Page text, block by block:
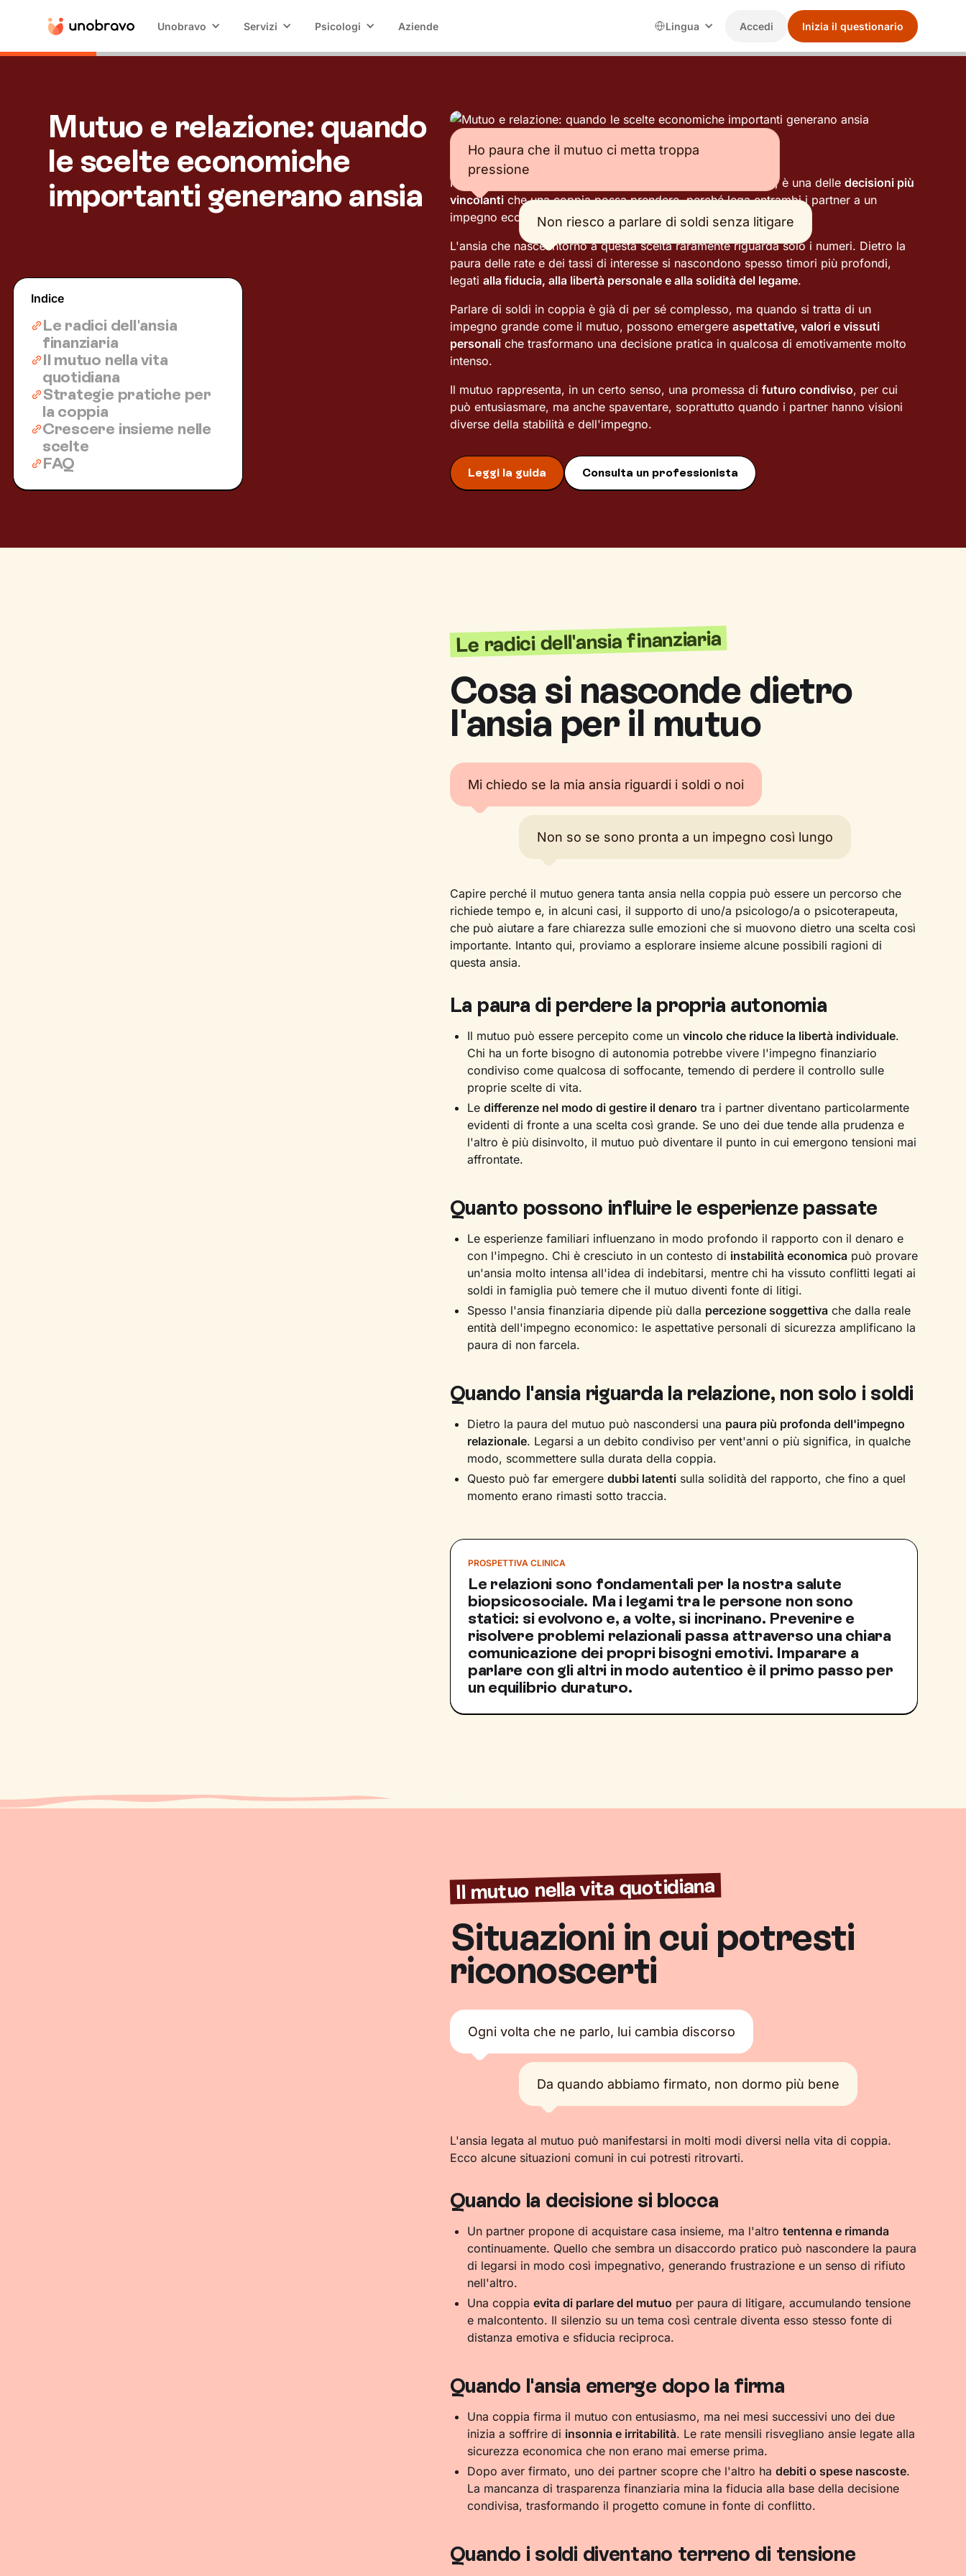
Unobravo Servizi Psicologi Aziende Lingua Accedi Inizia il questionario
Indice
Le radici dell'ansia
finanziaria
Il mutuo nella vita
quotidiana
Strategie pratiche per
la coppia
Crescere insieme nelle
scelte
FAQ
Mutuo e relazione: quando
le scelte economiche
importanti generano ansia
Ho paura che il mutuo ci metta troppa
pressione
Non riesco a parlare di soldi senza litigare
Firmare un mutuo insieme è molto più di un atto burocratico, è una delle decisioni più
vincolantiche una coppia possa prendere, perché lega entrambi i partner a un
impegno economico e relazionale che dura decenni.
L'ansia che nasce intorno a questa scelta raramente riguarda solo i numeri. Dietro la
paura delle rate e dei tassi di interesse si nascondono spesso timori più profondi,
legati alla fiducia, alla libertà personale e alla solidità del legame.
Parlare di soldi in coppia è già di per sé complesso, ma quando si tratta di un
impegno grande come il mutuo, possono emergere aspettative, valori e vissuti
personaliche trasformano una decisione pratica in qualcosa di emotivamente molto
intenso.
Il mutuo rappresenta, in un certo senso, una promessa di futuro condiviso, per cui
può entusiasmare, ma anche spaventare, soprattutto quando i partner hanno visioni
diverse della stabilità e dell'impegno.
Leggi la guida Consulta un professionista
Le radici dell'ansia finanziaria
Cosa si nasconde dietro
l'ansia per il mutuo
Mi chiedo se la mia ansia riguardi i soldi o noi
Non so se sono pronta a un impegno così lungo
Capire perché il mutuo genera tanta ansia nella coppia può essere un percorso che
richiede tempo e, in alcuni casi, il supporto di uno/a psicologo/a o psicoterapeuta,
che può aiutare a fare chiarezza sulle emozioni che si muovono dietro una scelta così
importante. Intanto qui, proviamo a esplorare insieme alcune possibili ragioni di
questa ansia.
La paura di perdere la propria autonomia
Il mutuo può essere percepito come un vincolo che riduce la libertà individuale.
Chi ha un forte bisogno di autonomia potrebbe vivere l'impegno finanziario
condiviso come qualcosa di soffocante, temendo di perdere il controllo sulle
proprie scelte di vita.
Le differenze nel modo di gestire il denaro tra i partner diventano particolarmente
evidenti di fronte a una scelta così grande. Se uno dei due tende alla prudenza e
l'altro è più disinvolto, il mutuo può diventare il punto in cui emergono tensioni mai
affrontate.
Quanto possono influire le esperienze passate
Le esperienze familiari influenzano in modo profondo il rapporto con il denaro e
con l'impegno. Chi è cresciuto in un contesto di instabilità economicapuò provare
un'ansia molto intensa all'idea di indebitarsi, mentre chi ha vissuto conflitti legati ai
soldi in famiglia può temere che il mutuo diventi fonte di litigi.
Spesso l'ansia finanziaria dipende più dalla percezione soggettivache dalla reale
entità dell'impegno economico: le aspettative personali di sicurezza amplificano la
paura di non farcela.
Quando l'ansia riguarda la relazione, non solo i soldi
Dietro la paura del mutuo può nascondersi una paura più profonda dell'impegno
relazionale. Legarsi a un debito condiviso per vent'anni o più significa, in qualche
modo, scommettere sulla durata della coppia.
Questo può far emergere dubbi latentisulla solidità del rapporto, che fino a quel
momento erano rimasti sotto traccia.
PROSPETTIVA CLINICA
Le relazioni sono fondamentali per la nostra salute
biopsicosociale. Ma i legami tra le persone non sono
statici: si evolvono e, a volte, si incrinano. Prevenire e
risolvere problemi relazionali passa attraverso una chiara
comunicazione dei propri bisogni emotivi. Imparare a
parlare con gli altri in modo autentico è il primo passo per
un equilibrio duraturo.
Il mutuo nella vita quotidiana
Situazioni in cui potresti
riconoscerti
Ogni volta che ne parlo, lui cambia discorso
Da quando abbiamo firmato, non dormo più bene
L'ansia legata al mutuo può manifestarsi in molti modi diversi nella vita di coppia.
Ecco alcune situazioni comuni in cui potresti ritrovarti.
Quando la decisione si blocca
Un partner propone di acquistare casa insieme, ma l'altro tentenna e rimanda
continuamente. Quello che sembra un disaccordo pratico può nascondere la paura
di legarsi in modo così impegnativo, generando frustrazione e un senso di rifiuto
nell'altro.
Una coppia evita di parlare del mutuo per paura di litigare, accumulando tensione
e malcontento. Il silenzio su un tema così centrale diventa esso stesso fonte di
distanza emotiva e sfiducia reciproca.
Quando l'ansia emerge dopo la firma
Una coppia firma il mutuo con entusiasmo, ma nei mesi successivi uno dei due
inizia a soffrire di insonnia e irritabilità. Le rate mensili risvegliano ansie legate alla
sicurezza economica che non erano mai emerse prima.
Dopo aver firmato, uno dei partner scopre che l'altro ha debiti o spese nascoste.
La mancanza di trasparenza finanziaria mina la fiducia alla base della decisione
condivisa, trasformando il progetto comune in fonte di conflitto.
Quando i soldi diventano terreno di tensione